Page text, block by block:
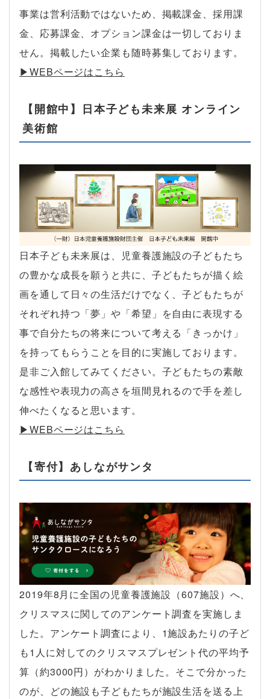
事業は営利活動ではないため、掲載課金、採用課
金、応募課金、オプション課金は一切しておりま
せん。掲載したい企業も随時募集しております。
▶︎WEBページはこちら
【開館中】日本子ども未来展 オンライン
美術館
日本子ども未来展は、児童養護施設の子どもたち
の豊かな成長を願うと共に、子どもたちが描く絵
画を通して日々の生活だけでなく、子どもたちが
それぞれ持つ「夢」や「希望」を自由に表現する
事で自分たちの将来について考える「きっかけ」
を持ってもらうことを目的に実施しております。
是非ご入館してみてください。子どもたちの素敵
な感性や表現力の高さを垣間見れるので手を差し
伸べたくなると思います。
▶︎WEBページはこちら
【寄付】あしながサンタ
2019年8月に全国の児童養護施設（607施設）へ、
クリスマスに関してのアンケート調査を実施しま
した。アンケート調査により、1施設あたりの子ど
も1人に対してのクリスマスプレゼント代の平均予
算（約3000円）がわかりました。そこで分かった
のが、どの施設も子どもたちが施設生活を送る上